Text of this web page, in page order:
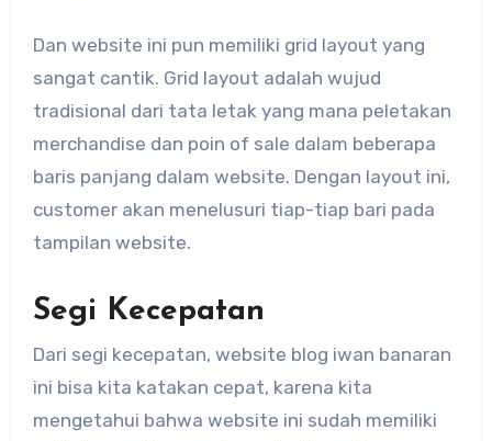
Dan website ini pun memiliki grid layout yang
sangat cantik. Grid layout adalah wujud
tradisional dari tata letak yang mana peletakan
merchandise dan poin of sale dalam beberapa
baris panjang dalam website. Dengan layout ini,
customer akan menelusuri tiap-tiap bari pada
tampilan website.
Segi Kecepatan
Dari segi kecepatan, website blog iwan banaran
ini bisa kita katakan cepat, karena kita
mengetahui bahwa website ini sudah memiliki